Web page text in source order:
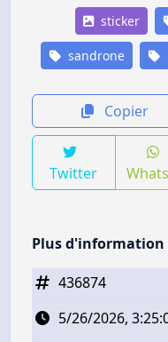
sticker
sandrone
Copier
Twitter
Plus d'information
436874
5/26/2026,